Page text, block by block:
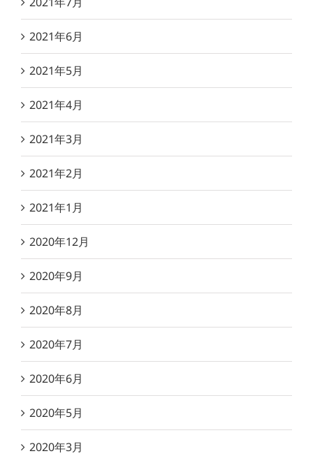
2021年6月
2021年5月
2021年4月
2021年3月
2021年2月
2021年1月
2020年12月
2020年9月
2020年8月
2020年7月
2020年6月
2020年5月
2020年3月